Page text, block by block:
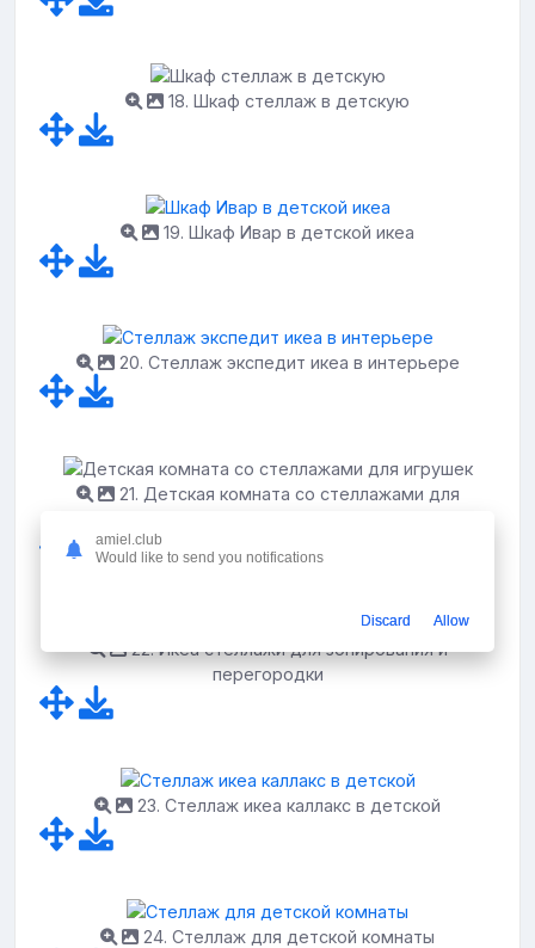
18. Шкаф стеллаж в детскую
19. Шкаф Ивар в детской икеа
20. Стеллаж экспедит икеа в интерьере
21. Детская комната со стеллажами для
22. Икеа стеллажи для зонирования и
перегородки
23. Стеллаж икеа каллакс в детской
24. Стеллаж для детской комнаты
amiel.club
Would like to send you notifications
Discard Allow